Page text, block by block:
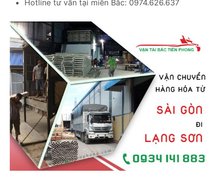
Hotline tư vấn tại miền Bắc: 0974.626.637